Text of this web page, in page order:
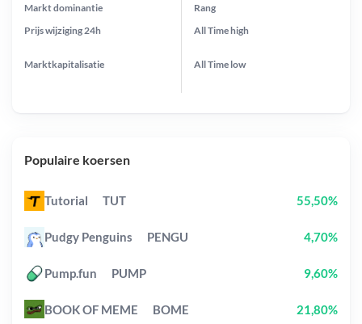
Prijs wijziging 24h
Markt dominantie
Marktkapitalisatie
Rang
All Timehigh
All Time low
Populaire koersen
Tutorial TUT 55,50%
Pudgy Penguins PENGU 4,70%
Pump.fun PUMP 9,60%
BOOK OF MEME BOME 21,80%